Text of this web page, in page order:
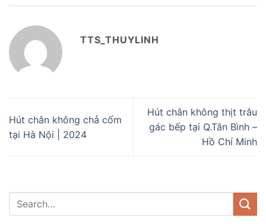
TTS_THUYLINH
Hút chân không chả cốm
tại Hà Nội | 2024
Hút chân không thịt trâu
gác bếp tại Q.Tân Bình –
Hồ Chí Minh